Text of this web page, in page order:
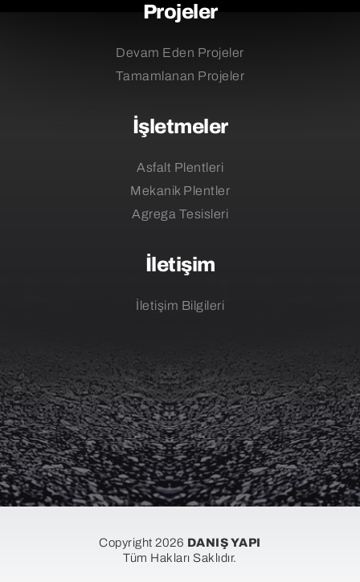
Projeler
Devam Eden Projeler
Tamamlanan Projeler
İşletmeler
Asfalt Plentleri
Mekanik Plentler
Agrega Tesisleri
İletişim
İletişim Bilgileri
Copyright 2026 DANIŞ YAPI
Tüm Hakları Saklıdır.